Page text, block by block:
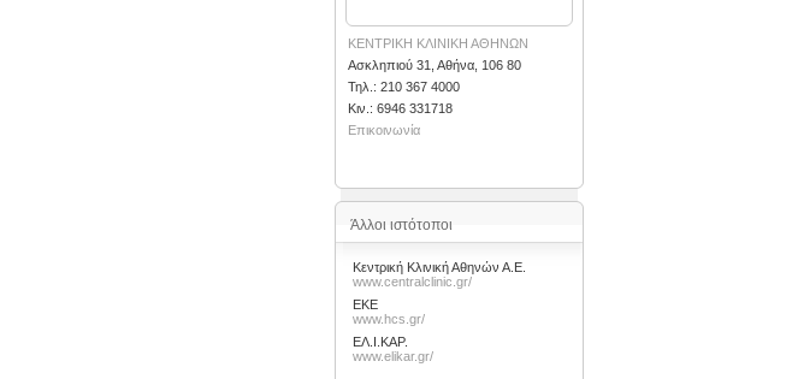
ΚΕΝΤΡΙΚΗ ΚΛΙΝΙΚΗ ΑΘΗΝΩΝ
Ασκληπιού 31, Αθήνα, 106 80
Τηλ.: 210 367 4000
Kιν.: 6946 331718
Επικοινωνία
Άλλοι ιστότοποι
Κεντρική Κλινική Αθηνών Α.Ε.
www.centralclinic.gr/
ΕΚΕ
www.hcs.gr/
ΕΛ.Ι.ΚΑΡ.
www.elikar.gr/